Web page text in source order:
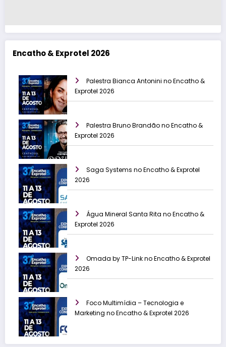
Encatho & Exprotel 2026
Palestra Bianca Antonini no Encatho &
Exprotel 2026
Palestra Bruno Brandão no Encatho &
Exprotel 2026
Saga Systems no Encatho & Exprotel
2026
Água Mineral Santa Rita no Encatho &
Exprotel 2026
Omada by TP-Link no Encatho & Exprotel
2026
Foco Multimídia – Tecnologia e
Marketing no Encatho & Exprotel 2026